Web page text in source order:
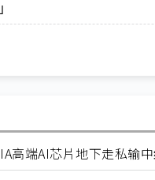
高端AI芯片地下走私输